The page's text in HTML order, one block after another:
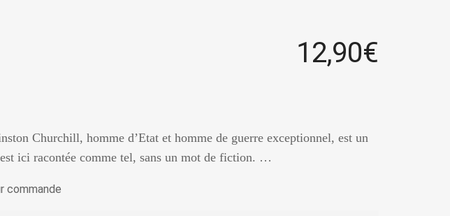
12,90€
Churchill, homme d’Etat et homme de guerre exceptionnel, est un
ici racontée comme tel, sans un mot de fiction. …
commande